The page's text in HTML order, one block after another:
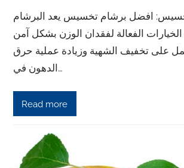
افضل برشام تخسيس يعد البرشام
الفعالة لفقدان الوزن بشكل آمن
على تخفيف الشهية وزيادة عملية حرق
الدهون في…
Read more